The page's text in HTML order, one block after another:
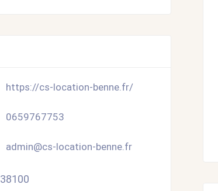
https://cs-location-benne.fr/
0659767753
admin@cs-location-benne.fr
38100